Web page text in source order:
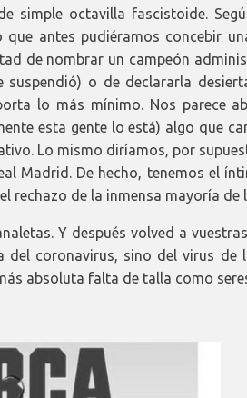
simple octavilla fascistoide.
antes pudiéramos concebir
de nombrar un campeón
o de declararla
lo más mínimo. Nos parece
esta gente lo está) algo que
Lo mismo diríamos, por
Madrid. De hecho, tenemos el
rechazo de la inmensa mayoría de
Y después volved a
del coronavirus, sino del virus de
absoluta falta de talla como